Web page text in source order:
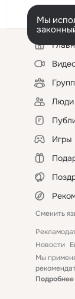
Мы
Левая
колонка
Люди
Игры
Сменить
Новости
Мы
Подробнее